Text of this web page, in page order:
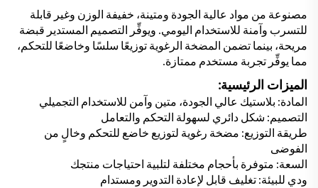
مصنوعة من مواد عالية الجودة ومتينة، خفيفة الوزن وغير قابلة
للتسرب وآمنة للاستخدام اليومي. ويوفِّر التصميم المستدير قبضة
مريحة، بينما تضمن المضخة الرغوية توزيعًا سلسًا وخاضعًا للتحكم،
مما يوفِّر تجربة مستخدم ممتازة.
الميزات الرئيسية:
المادة: بلاستيك عالي الجودة، متين وآمن للاستخدام التجميلي
التصميم: شكل دائري لسهولة التحكم والتعامل
طريقة التوزيع: مضخة رغوية لتوزيع خاضع للتحكم وخالٍ من
الفوضى
السعة: متوفرة بأحجام مختلفة لتلبية احتياجات منتجك
ودي للبيئة: تغليف قابل لإعادة التدوير ومستدام